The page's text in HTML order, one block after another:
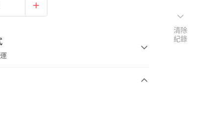
清除
紀錄